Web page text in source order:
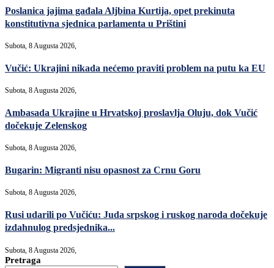
Poslanica jajima gađala Aljbina Kurtija, opet prekinuta
konstitutivna sjednica parlamenta u Prištini
Subota, 8 Augusta 2026,
Vučić: Ukrajini nikada nećemo praviti problem na putu ka EU
Subota, 8 Augusta 2026,
Ambasada Ukrajine u Hrvatskoj proslavlja Oluju, dok Vučić
dočekuje Zelenskog
Subota, 8 Augusta 2026,
Bugarin: Migranti nisu opasnost za Crnu Goru
Subota, 8 Augusta 2026,
Rusi udarili po Vučiću: Juda srpskog i ruskog naroda dočekuje
izdahnulog predsjednika...
Subota, 8 Augusta 2026,
Pretraga